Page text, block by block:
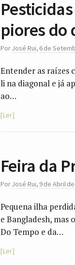
piores do
PorJosé Rui, 6 de
Entender as raízes
li na diagonal e já
ao…
Ler
Feira da
PorJosé Rui, 9 de Abril
Pequena ilha
e Bangladesh, mas
Do Tempo e da…
Ler